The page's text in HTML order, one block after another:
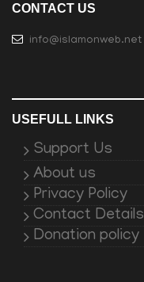
CONTACT US
info@islamonweb.net
USEFULL LINKS
Support Us
About us
Privacy Policy
Contact Details
Donation policy